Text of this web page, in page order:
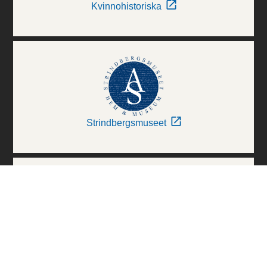
Kvinnohistoriska
Strindbergsmuseet